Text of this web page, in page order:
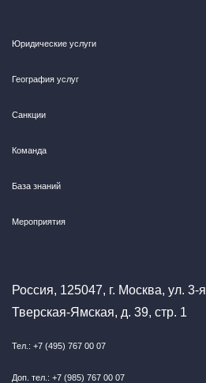
Юридические услуги
География услуг
Санкции
Команда
База знаний
Мероприятия
Россия, 125047, г. Москва, ул. 3-я
Тверская-Ямская, д. 39, стр. 1
Тел.: +7 (495) 767 00 07
Доп. тел.: +7 (985) 767 00 07